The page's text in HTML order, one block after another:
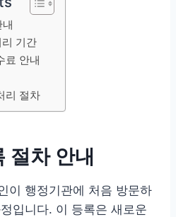
기간
료 안내
리 절차
절차 안내
이 행정기관에 처음 방문하
입니다. 이 등록은 새로운